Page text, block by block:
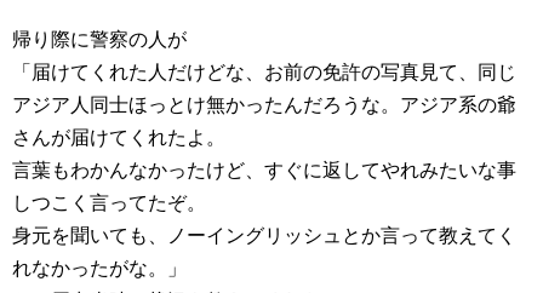
帰り際に警察の人が
「届けてくれた人だけどな、お前の免許の写真見て、同じ
アジア人同士ほっとけ無かったんだろうな。アジア系の爺
さんが届けてくれたよ。
言葉もわかんなかったけど、すぐに返してやれみたいな事
しつこく言ってたぞ。
身元を聞いても、ノーイングリッシュとか言って教えてく
れなかったがな。」